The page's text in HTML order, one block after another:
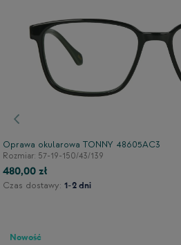
Poprzedni
Oprawa okularowa TONNY 48605AC3
Rozmiar: 57-19-150/43/139
480,00 zł
Czas dostawy: 1-2 dni
Nowość